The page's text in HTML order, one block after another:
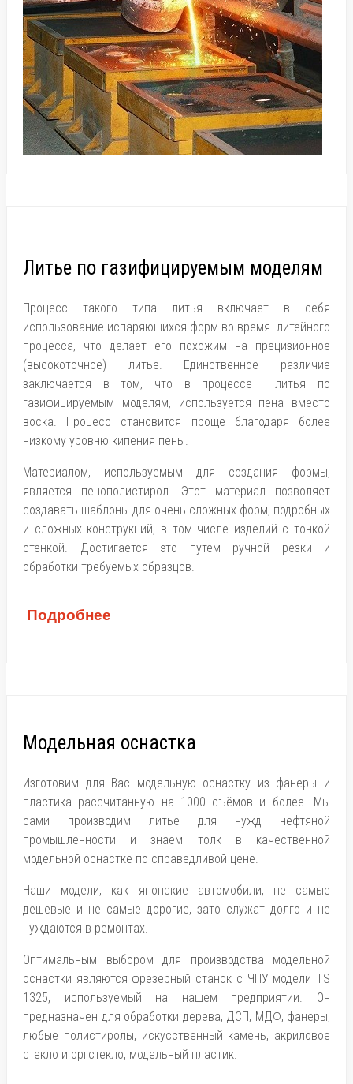
Литье по газифицируемым моделям
Процесс такого типа литья включает в себя
использование испаряющихся форм во время литейного
процесса, что делает его похожим на прецизионное
(высокоточное) литье. Единственное различие
заключается в том, что в процессе ​ литья по
газифицируемым моделям, используется пена вместо
воска. Процесс становится проще благодаря более
низкому уровню кипения пены.
Материалом, используемым для создания формы,
является пенополистирол. Этот материал позволяет
создавать шаблоны для очень сложных форм, подробных
и сложных конструкций, в том числе изделий с тонкой
стенкой. Достигается это путем ручной резки и
обработки требуемых образцов.
Подробнее
Модельная оснастка
Изготовим для Вас модельную оснастку из фанеры и
пластика рассчитанную на 1000 съёмов и более. Мы
сами производим литье для нужд нефтяной
промышленности и знаем толк в качественной
модельной оснастке по справедливой цене.
Наши модели, как японские автомобили, не самые
дешевые и не самые дорогие, зато служат долго и не
нуждаются в ремонтах.
Оптимальным выбором для производства модельной
оснастки являются фрезерный станок с ЧПУ модели TS
1325, используемый на нашем предприятии. Он
предназначен для обработки дерева, ДСП, МДФ, фанеры,
любые полистиролы, искусственный камень, акриловое
стекло и оргстекло, модельный пластик.